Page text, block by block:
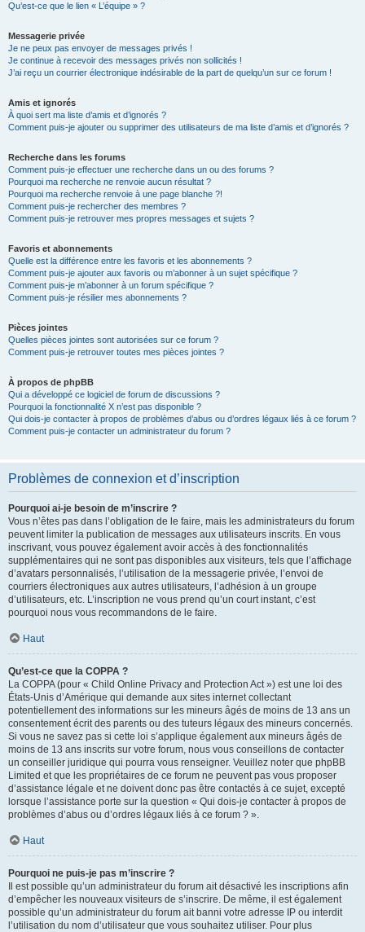
Qu’est-ce que le lien « L’équipe » ?
Messagerie privée
Je ne peux pas envoyer de messages privés !
Je continue à recevoir des messages privés non sollicités !
J’ai reçu un courrier électronique indésirable de la part de quelqu’un sur ce forum !
Amis et ignorés
À quoi sert ma liste d’amis et d’ignorés ?
Comment puis-je ajouter ou supprimer des utilisateurs de ma liste d’amis et d’ignorés ?
Recherche dans les forums
Comment puis-je effectuer une recherche dans un ou des forums ?
Pourquoi ma recherche ne renvoie aucun résultat ?
Pourquoi ma recherche renvoie à une page blanche ?!
Comment puis-je rechercher des membres ?
Comment puis-je retrouver mes propres messages et sujets ?
Favoris et abonnements
Quelle est la différence entre les favoris et les abonnements ?
Comment puis-je ajouter aux favoris ou m’abonner à un sujet spécifique ?
Comment puis-je m’abonner à un forum spécifique ?
Comment puis-je résilier mes abonnements ?
Pièces jointes
Quelles pièces jointes sont autorisées sur ce forum ?
Comment puis-je retrouver toutes mes pièces jointes ?
À propos de phpBB
Qui a développé ce logiciel de forum de discussions ?
Pourquoi la fonctionnalité X n’est pas disponible ?
Qui dois-je contacter à propos de problèmes d’abus ou d’ordres légaux liés à ce forum ?
Comment puis-je contacter un administrateur du forum ?
Problèmes de connexion et d’inscription
Pourquoi ai-je besoin de m’inscrire ?
Vous n’êtes pas dans l’obligation de le faire, mais les administrateurs du forum
peuvent limiter la publication de messages aux utilisateurs inscrits. En vous
inscrivant, vous pouvez également avoir accès à des fonctionnalités
supplémentaires qui ne sont pas disponibles aux visiteurs, tels que l’affichage
d’avatars personnalisés, l’utilisation de la messagerie privée, l’envoi de
courriers électroniques aux autres utilisateurs, l’adhésion à un groupe
d’utilisateurs, etc. L’inscription ne vous prend qu’un court instant, c’est
pourquoi nous vous recommandons de le faire.
Haut
Qu’est-ce que la COPPA ?
La COPPA (pour « Child Online Privacy and Protection Act ») est une loi des
États-Unis d’Amérique qui demande aux sites internet collectant
potentiellement des informations sur les mineurs âgés de moins de 13 ans un
consentement écrit des parents ou des tuteurs légaux des mineurs concernés.
Si vous ne savez pas si cette loi s’applique également aux mineurs âgés de
moins de 13 ans inscrits sur votre forum, nous vous conseillons de contacter
un conseiller juridique qui pourra vous renseigner. Veuillez noter que phpBB
Limited et que les propriétaires de ce forum ne peuvent pas vous proposer
d’assistance légale et ne doivent donc pas être contactés à ce sujet, excepté
lorsque l’assistance porte sur la question « Qui dois-je contacter à propos de
problèmes d’abus ou d’ordres légaux liés à ce forum ? ».
Haut
Pourquoi ne puis-je pas m’inscrire ?
Il est possible qu’un administrateur du forum ait désactivé les inscriptions afin
d’empêcher les nouveaux visiteurs de s’inscrire. De même, il est également
possible qu’un administrateur du forum ait banni votre adresse IP ou interdit
l’utilisation du nom d’utilisateur que vous souhaitez utiliser. Pour plus